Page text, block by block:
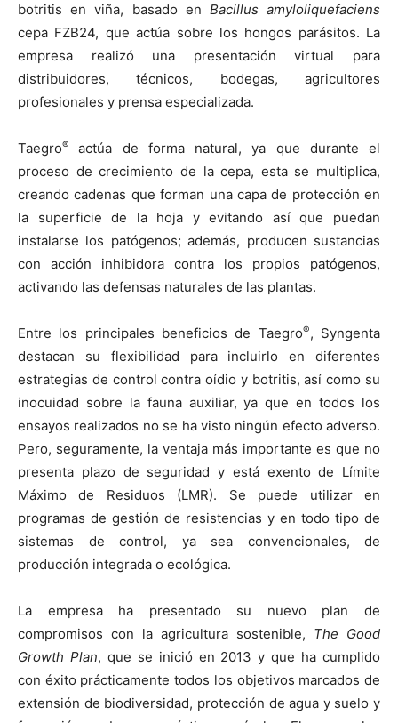
botritis en viña, basado en Bacillus amyloliquefaciens
cepa FZB24, que actúa sobre los hongos parásitos. La
empresa realizó una presentación virtual para
distribuidores, técnicos, bodegas, agricultores
profesionales y prensa especializada.
Taegro® actúa de forma natural, ya que durante el
proceso de crecimiento de la cepa, esta se multiplica,
creando cadenas que forman una capa de protección en
la superficie de la hoja y evitando así que puedan
instalarse los patógenos; además, producen sustancias
con acción inhibidora contra los propios patógenos,
activando las defensas naturales de las plantas.
Entre los principales beneficios de Taegro®, Syngenta
destacan su flexibilidad para incluirlo en diferentes
estrategias de control contra oídio y botritis, así como su
inocuidad sobre la fauna auxiliar, ya que en todos los
ensayos realizados no se ha visto ningún efecto adverso.
Pero, seguramente, la ventaja más importante es que no
presenta plazo de seguridad y está exento de Límite
Máximo de Residuos (LMR). Se puede utilizar en
programas de gestión de resistencias y en todo tipo de
sistemas de control, ya sea convencionales, de
producción integrada o ecológica.
La empresa ha presentado su nuevo plan de
compromisos con la agricultura sostenible, The Good
Growth Plan, que se inició en 2013 y que ha cumplido
con éxito prácticamente todos los objetivos marcados de
extensión de biodiversidad, protección de agua y suelo y